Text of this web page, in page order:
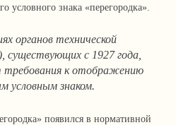
условного знака «перегородка».
органов технической
существующих с 1927 года,
к отображению
условным знаком.
появился в нормативной